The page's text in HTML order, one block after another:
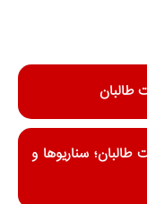
طالبان
سناریوها و